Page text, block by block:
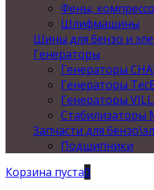
Фены,
Шлифмашины
Шины для бензо и
Генераторы
Генераторы
Генераторы
Генераторы
Стабилизаторы
Запчасти для
Подшипники
Корзина пуста0